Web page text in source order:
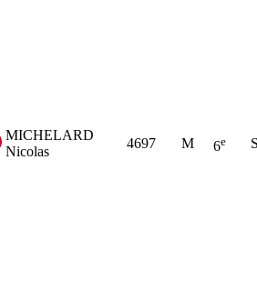
MICHELARD
Nicolas
4697 M 6e